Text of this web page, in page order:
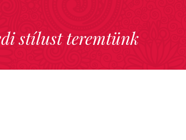
stílust teremtünk